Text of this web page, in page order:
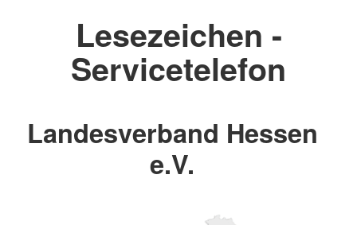
Lesezeichen -
Servicetelefon
Landesverband Hessen
e.V.